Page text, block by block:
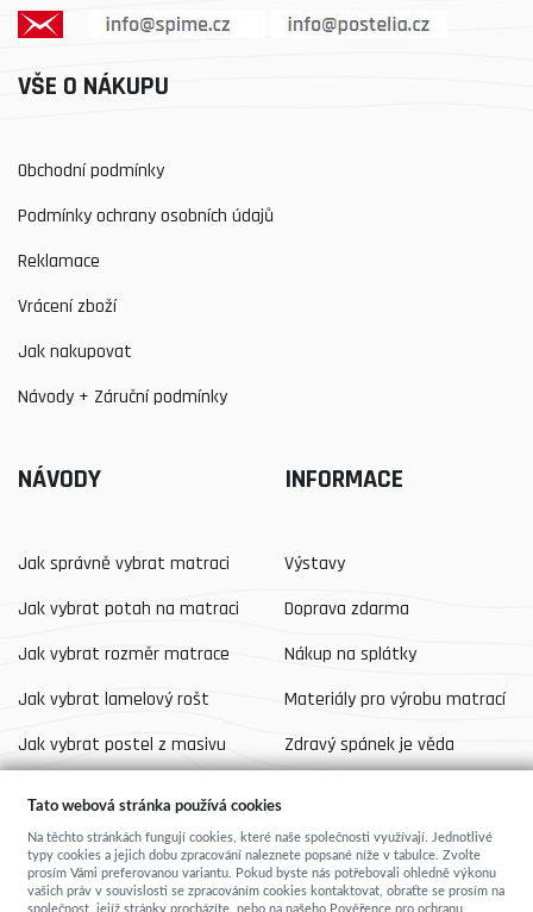
VŠE O NÁKUPU
Obchodní podmínky
Podmínky ochrany osobních údajů
Reklamace
Vrácení zboží
Jak nakupovat
Návody + Záruční podmínky
NÁVODY
Jak správně vybrat matraci
Jak vybrat potah na matraci
Jak vybrat rozměr matrace
Jak vybrat lamelový rošt
Jak vybrat postel z masivu
INFORMACE
Výstavy
Doprava zdarma
Nákup na splátky
Materiály pro výrobu matrací
Zdravý spánek je věda
O SPÍME.CZ
Tato webová stránka používá cookies
Na těchto stránkách fungují cookies, které naše společnosti využívají. Jednotlivé
typy cookies a jejich dobu zpracování naleznete popsané níže v tabulce. Zvolte
prosím Vámi preferovanou variantu. Pokud byste nás potřebovali ohledně výkonu
vašich práv v souvislosti se zpracováním cookies kontaktovat, obraťte se prosím na
společnost, jejíž stránky procházíte, nebo na našeho Pověřence pro ochranu